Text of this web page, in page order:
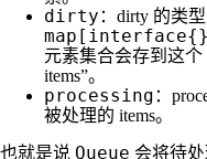
dirty ：dirty 的类
元素集合会存到这个
items”。
processing ：
被处理的 items。
也就是说 Queue 会将待处